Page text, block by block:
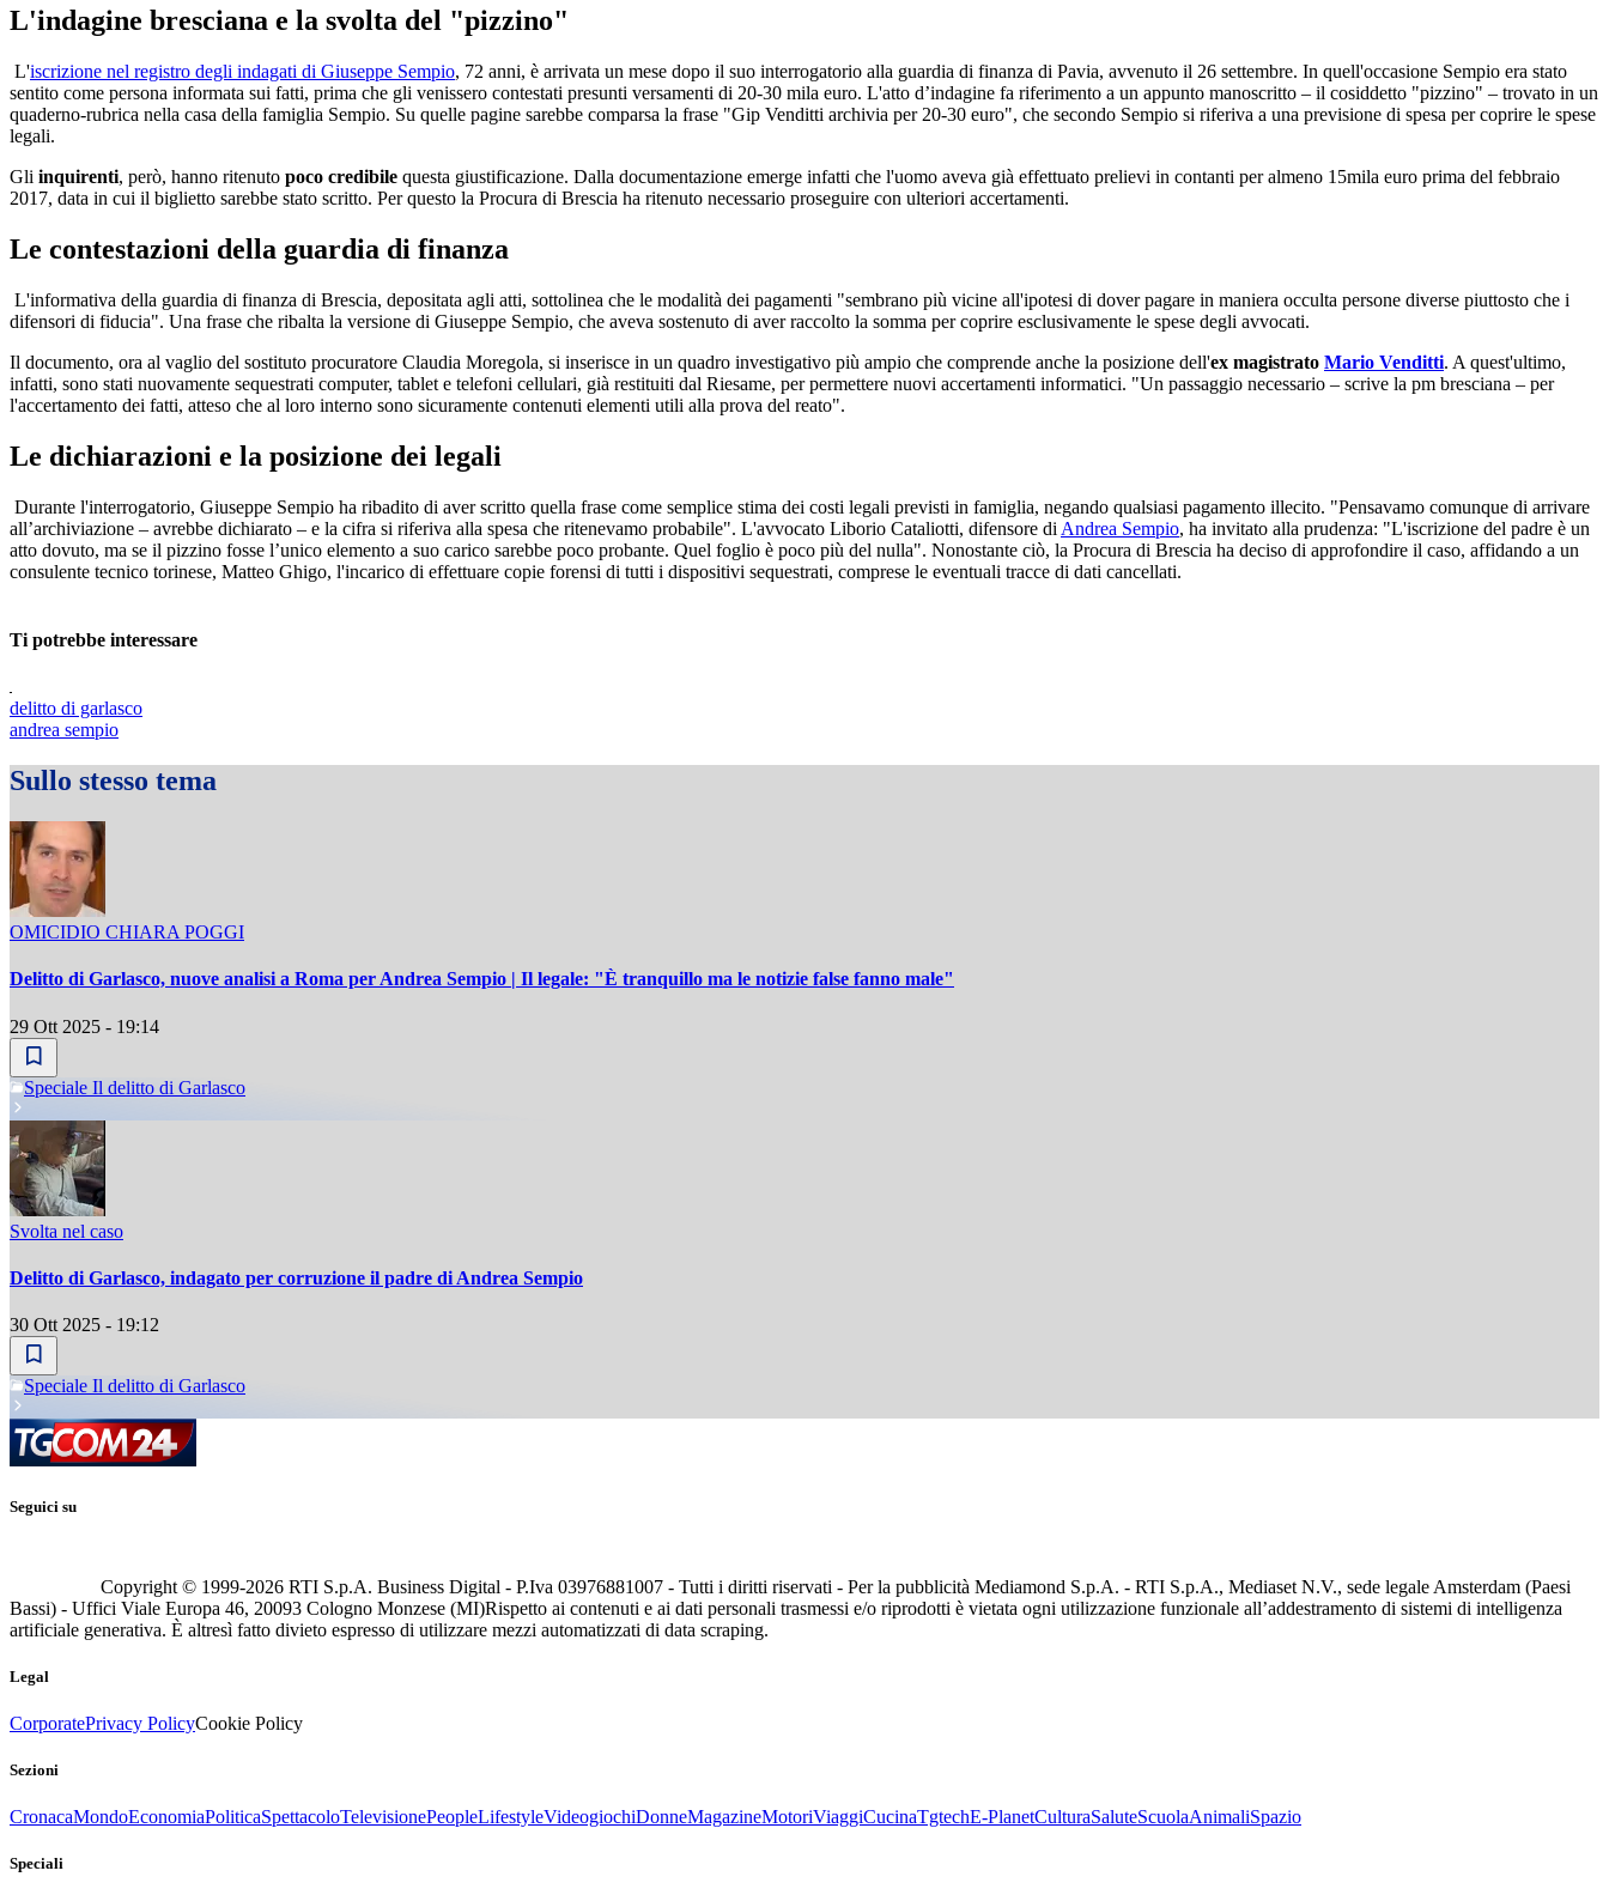
L'indagine bresciana e la svolta del "pizzino"
L'iscrizione nel registro degli indagati di Giuseppe Sempio, 72 anni, è arrivata un mese dopo il suo interrogatorio alla guardia di finanza di Pavia, avvenuto il 26 settembre. In quell'occasione Sempio era stato
sentito come persona informata sui fatti, prima che gli venissero contestati presunti versamenti di 20-30 mila euro. L'atto d’indagine fa riferimento a un appunto manoscritto – il cosiddetto "pizzino" – trovato in un
quaderno-rubrica nella casa della famiglia Sempio. Su quelle pagine sarebbe comparsa la frase "Gip Venditti archivia per 20-30 euro", che secondo Sempio si riferiva a una previsione di spesa per coprire le spese
legali.
Gli inquirenti, però, hanno ritenuto poco credibile questa giustificazione. Dalla documentazione emerge infatti che l'uomo aveva già effettuato prelievi in contanti per almeno 15mila euro prima del febbraio
2017, data in cui il biglietto sarebbe stato scritto. Per questo la Procura di Brescia ha ritenuto necessario proseguire con ulteriori accertamenti.
Le contestazioni della guardia di finanza
L'informativa della guardia di finanza di Brescia, depositata agli atti, sottolinea che le modalità dei pagamenti "sembrano più vicine all'ipotesi di dover pagare in maniera occulta persone diverse piuttosto che i
difensori di fiducia". Una frase che ribalta la versione di Giuseppe Sempio, che aveva sostenuto di aver raccolto la somma per coprire esclusivamente le spese degli avvocati.
Il documento, ora al vaglio del sostituto procuratore Claudia Moregola, si inserisce in un quadro investigativo più ampio che comprende anche la posizione dell'ex magistrato Mario Venditti. A quest'ultimo,
infatti, sono stati nuovamente sequestrati computer, tablet e telefoni cellulari, già restituiti dal Riesame, per permettere nuovi accertamenti informatici. "Un passaggio necessario – scrive la pm bresciana – per
l'accertamento dei fatti, atteso che al loro interno sono sicuramente contenuti elementi utili alla prova del reato".
Le dichiarazioni e la posizione dei legali
Durante l'interrogatorio, Giuseppe Sempio ha ribadito di aver scritto quella frase come semplice stima dei costi legali previsti in famiglia, negando qualsiasi pagamento illecito. "Pensavamo comunque di arrivare
all’archiviazione – avrebbe dichiarato – e la cifra si riferiva alla spesa che ritenevamo probabile". L'avvocato Liborio Cataliotti, difensore di Andrea Sempio, ha invitato alla prudenza: "L'iscrizione del padre è un
atto dovuto, ma se il pizzino fosse l’unico elemento a suo carico sarebbe poco probante. Quel foglio è poco più del nulla". Nonostante ciò, la Procura di Brescia ha deciso di approfondire il caso, affidando a un
consulente tecnico torinese, Matteo Ghigo, l'incarico di effettuare copie forensi di tutti i dispositivi sequestrati, comprese le eventuali tracce di dati cancellati.
Ti potrebbe interessare
delitto di garlasco
andrea sempio
Sullo stesso tema
OMICIDIO CHIARA POGGI
Delitto di Garlasco, nuove analisi a Roma per Andrea Sempio | Il legale: "È tranquillo ma le notizie false fanno male"
29 Ott 2025 - 19:14
Speciale Il delitto di Garlasco
Svolta nel caso
Delitto di Garlasco, indagato per corruzione il padre di Andrea Sempio
30 Ott 2025 - 19:12
Speciale Il delitto di Garlasco
Seguici su
Copyright © 1999-2026 RTI S.p.A. Business Digital - P.Iva 03976881007 - Tutti i diritti riservati - Per la pubblicità Mediamond S.p.A. - RTI S.p.A., Mediaset N.V., sede legale Amsterdam (Paesi
Bassi) - Uffici Viale Europa 46, 20093 Cologno Monzese (MI)Rispetto ai contenuti e ai dati personali trasmessi e/o riprodotti è vietata ogni utilizzazione funzionale all’addestramento di sistemi di intelligenza
artificiale generativa. È altresì fatto divieto espresso di utilizzare mezzi automatizzati di data scraping.
Legal
CorporatePrivacy PolicyCookie Policy
Sezioni
CronacaMondoEconomiaPoliticaSpettacoloTelevisionePeopleLifestyleVideogiochiDonneMagazineMotoriViaggiCucinaTgtechE-PlanetCulturaSaluteScuolaAnimaliSpazio
Speciali